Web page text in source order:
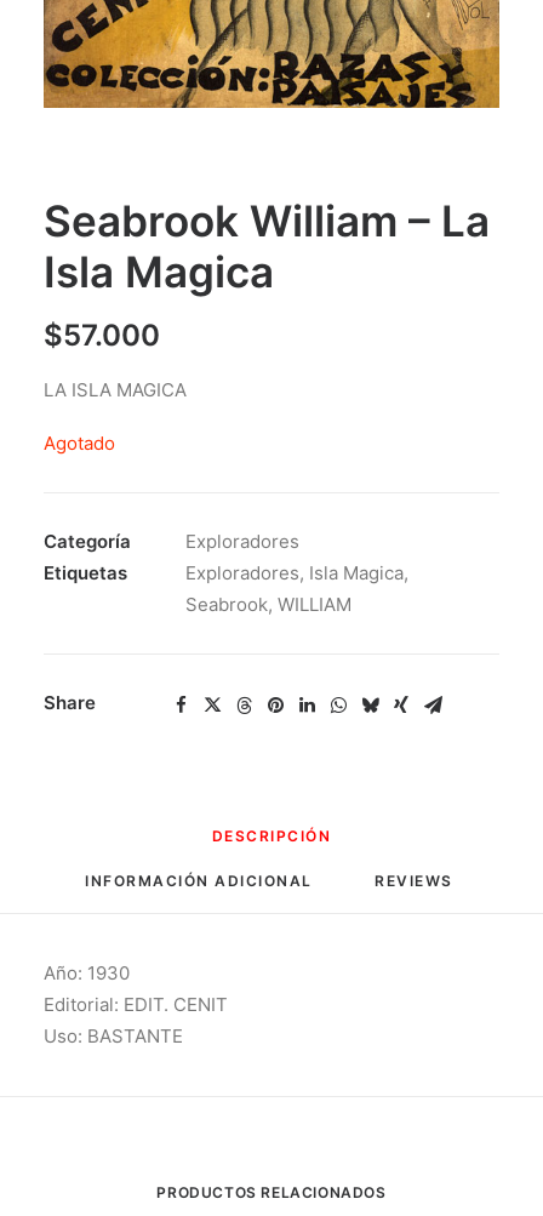
LOGIN / REGISTER
CART
Seabrook William – La
Isla Magica
$57.000
LA ISLA MAGICA
Agotado
Categoría
Exploradores
Etiquetas
Exploradores, Isla Magica,
Seabrook, WILLIAM
Share
DESCRIPCIÓN
INFORMACIÓN ADICIONAL REVIEWS
Año: 1930
Editorial: EDIT. CENIT
Uso: BASTANTE
PRODUCTOS RELACIONADOS